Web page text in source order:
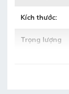
•
Bảo
Kích thước:
Trọng lượng